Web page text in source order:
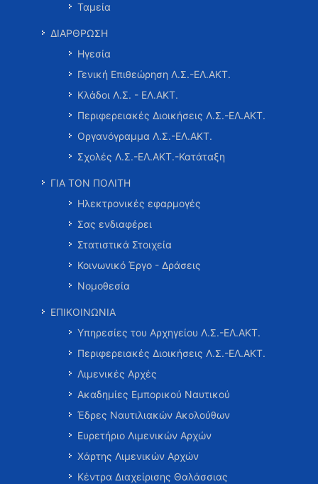
Ταμεία
ΔΙΑΡΘΡΩΣΗ
Ηγεσία
Γενική Επιθεώρηση Λ.Σ.-ΕΛ.ΑΚΤ.
Κλάδοι Λ.Σ. - ΕΛ.ΑΚΤ.
Περιφερειακές Διοικήσεις Λ.Σ.-ΕΛ.ΑΚΤ.
Οργανόγραμμα Λ.Σ.-ΕΛ.ΑΚΤ.
Σχολές Λ.Σ.-ΕΛ.ΑΚΤ.-Κατάταξη
ΓΙΑ ΤΟΝ ΠΟΛΙΤΗ
Ηλεκτρονικές εφαρμογές
Σας ενδιαφέρει
Στατιστικά Στοιχεία
Κοινωνικό Έργο - Δράσεις
Νομοθεσία
ΕΠΙΚΟΙΝΩΝΙΑ
Υπηρεσίες του Αρχηγείου Λ.Σ.-ΕΛ.ΑΚΤ.
Περιφερειακές Διοικήσεις Λ.Σ.-ΕΛ.ΑΚΤ.
Λιμενικές Αρχές
Ακαδημίες Εμπορικού Ναυτικού
Έδρες Ναυτιλιακών Ακολούθων
Ευρετήριο Λιμενικών Αρχών
Χάρτης Λιμενικών Αρχών
Κέντρα Διαχείρισης Θαλάσσιας